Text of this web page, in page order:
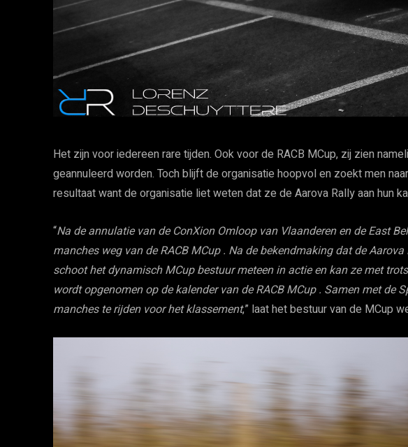
Het zijn voor iedereen rare tijden. Ook voor de RACB MCup, zij zien
geannuleerd worden. Toch blijft de organisatie hoopvol en zoekt men
resultaat want de organisatie liet weten dat ze de Aarova Rally aan hun
“Na de annulatie van de ConXion Omloop van Vlaanderen en de East
manches weg van de RACB MCup . Na de bekendmaking dat de
schoot het dynamisch MCup bestuur meteen in actie en kan ze met
wordt opgenomen op de kalender van de RACB MCup . Samen met de
manches te rijden voor het klassement,” laat het bestuur van de MCup